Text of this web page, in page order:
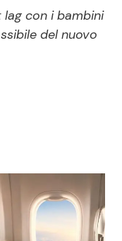
e Serie TV
News
dal mondo
con i bambini
del nuovo